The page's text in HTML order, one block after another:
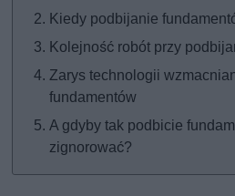
Kiedy podbijanie
Kolejność robót przy
Zarys technologii
fundamentów
A gdyby tak podbicie
zignorować?